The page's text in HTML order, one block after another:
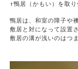
↑鴨居（かもい）を取り
鴨居は、和室の障子や
敷居と対になって設置
敷居の溝が浅いのはつ